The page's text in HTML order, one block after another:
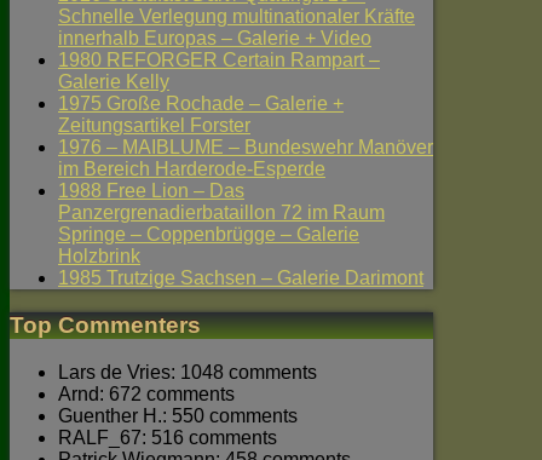
Schnelle Verlegung multinationaler Kräfte
innerhalb Europas – Galerie + Video
1980 REFORGER Certain Rampart –
Galerie Kelly
1975 Große Rochade – Galerie +
Zeitungsartikel Forster
1976 – MAIBLUME – Bundeswehr Manöver
im Bereich Harderode-Esperde
1988 Free Lion – Das
Panzergrenadierbataillon 72 im Raum
Springe – Coppenbrügge – Galerie
Holzbrink
1985 Trutzige Sachsen – Galerie Darimont
Top Commenters
Lars de Vries: 1048 comments
Arnd: 672 comments
Guenther H.: 550 comments
RALF_67: 516 comments